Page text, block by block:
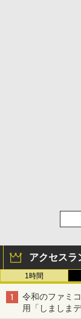
アクセスラ
1時間
令和のファミ
用「しましま